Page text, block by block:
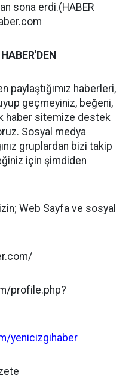
sona erdi.(HABER
paylaştığımız haberleri,
geçmeyiniz, beğeni,
haber sitemize destek
Sosyal medya
gruplardan bizi takip
için şimdiden
Web Sayfa ve sosyal
profile.php?
yenicizgihaber